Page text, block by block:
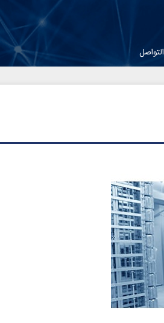
التواصل